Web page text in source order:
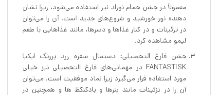
معمولاً در جشن حمام نوزاد نیز استفاده می‌شود، زیرا نشان
دهنده نور خورشید و شروع‌های جدید است. آن را می‌توان
در تزئینات و در کنار غذاها و دسرها، مانند غذاهایی با طعم
لیمو مشاهده کرد.
جشن فارغ التحصیلی: دستمال سفره زرد پررنگ ایکیا
FANTASTISK در مهمانی‌های فارغ التحصیلی نیز خیلی
مورد استفاده قرار می‌گیرد زیرا نماد موفقیت است. می‌توان
آن را در تزئینات مانند بنرها و بادکنکظ ها و همچنین در